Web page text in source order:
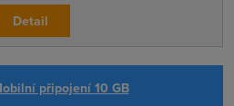
Detail
připojení 10 GB